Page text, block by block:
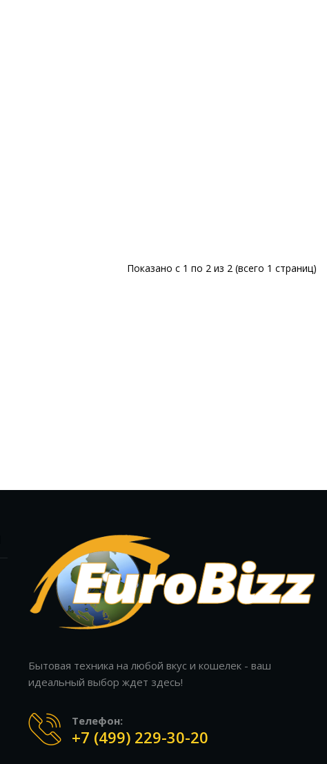
Показано с 1 по 2 из 2 (всего 1 страниц)
Бытовая техника на любой вкус и кошелек - ваш
идеальный выбор ждет здесь!
Телефон:
+7 (499) 229-30-20